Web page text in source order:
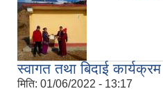
स्वागत तथा बिदाई
मिति: 01/06/2022 - 13:17